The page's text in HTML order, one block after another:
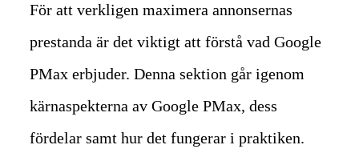
För att verkligen maximera annonsernas
prestanda är det viktigt att förstå vad Google
PMax erbjuder. Denna sektion går igenom
kärnaspekterna av Google PMax, dess
fördelar samt hur det fungerar i praktiken.